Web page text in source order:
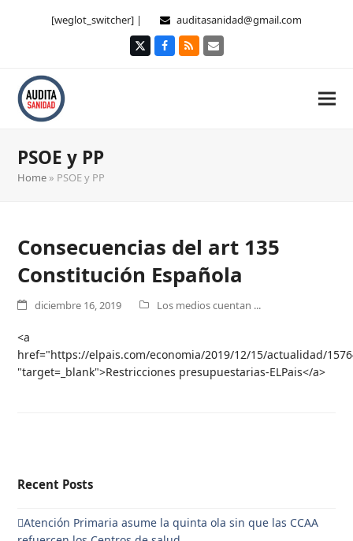
[weglot_switcher] | auditasanidad@gmail.com
TwitterFacebook
RSS Correo
PSOE y PP
Home » PSOE y PP
Consecuencias del art 135
Constitución Española
diciembre 16, 2019 Los medios cuentan ...
<a
href="https://elpais.com/economia/2019/12/15/actualidad/
"target=_blank">Restricciones presupuestarias-ELPais</a>
Recent Posts
Atención Primaria asume la quinta ola sin que las CCAA